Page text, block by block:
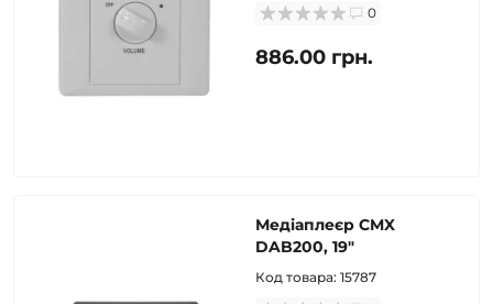
0
886.00 грн.
Медіаплеєр CMX
DAB200, 19"
Код товара: 15787